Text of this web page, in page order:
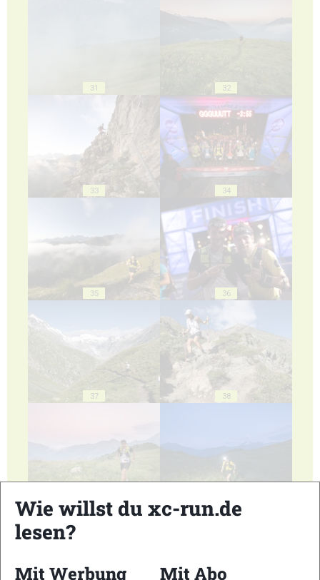
31 32
33 34
35 36
37 38
39 40
Wie willst du xc-run.de
lesen?
Mit Werbung Mit Abo